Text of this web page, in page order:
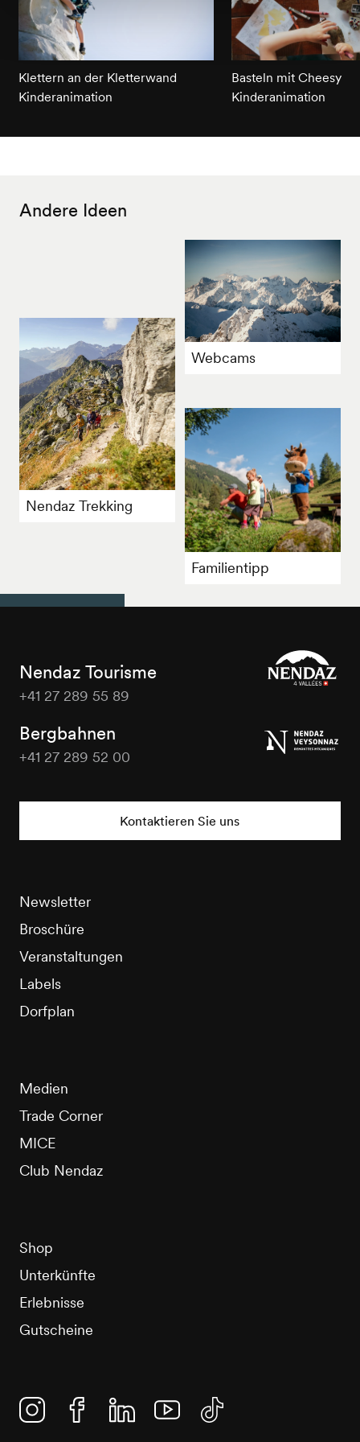
Klettern an der Kletterwand
Kinderanimation
Basteln mit Cheesy
Kinderanimation
Andere Ideen
Webcams
Nendaz Trekking
Familientipp
Nendaz Tourisme
+41 27 289 55 89
Bergbahnen
+41 27 289 52 00
Kontaktieren Sie uns
Newsletter
Broschüre
Veranstaltungen
Labels
Dorfplan
Medien
Trade Corner
MICE
Club Nendaz
Shop
Unterkünfte
Erlebnisse
Gutscheine